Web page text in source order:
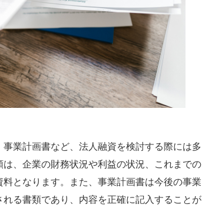
業計画書など、法人融資を検討する際には多
、企業の財務状況や利益の状況、これまでの
となります。また、事業計画書は今後の事業
る書類であり、内容を正確に記入することが